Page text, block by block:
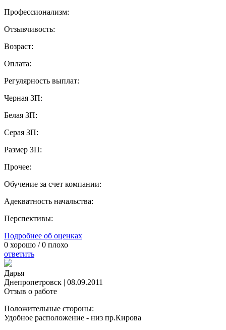
Профессионализм:
Отзывчивость:
Возраст:
Оплата:
Регулярность выплат:
Черная ЗП:
Белая ЗП:
Серая ЗП:
Размер ЗП:
Прочее:
Обучение за счет компании:
Адекватность начальства:
Перспективы:
Подробнее об оценках
0 хорошо /0 плохо
ответить
Дарья
Днепропетровск | 08.09.2011
Отзыв о работе
Положительные стороны:
Удобное расположение - низ пр.Кирова